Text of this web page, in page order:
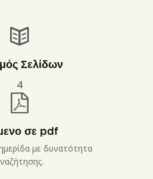
Σελίδων
4
σε pdf
με δυνατότητα